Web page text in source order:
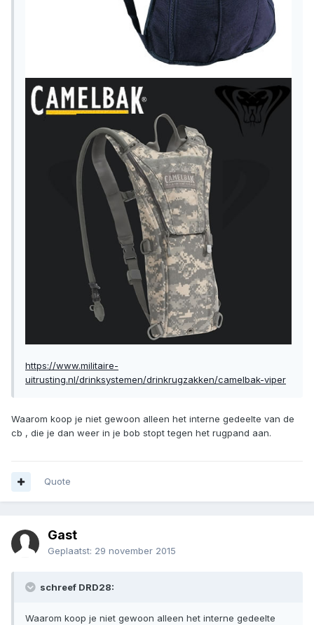
https://www.militaire-
uitrusting.nl/drinksystemen/drinkrugzakken/camelbak-viper
Waarom koop je niet gewoon alleen het interne gedeelte van de
cb , die je dan weer in je bob stopt tegen het rugpand aan.
Quote
Gast
Geplaatst: 29 november 2015
schreef DRD28:
Waarom koop je niet gewoon alleen het interne gedeelte